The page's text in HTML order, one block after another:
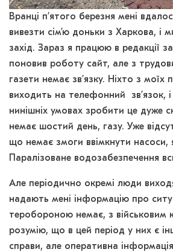
Вранці п’ятого березня мені
вивезти сім’ю доньки з Харкова, і
захід. Зараз я працюю в редакції
поновив роботу сайт, але з
газети немає зв’язку. Ніхто з моїх
виходить на телефонний зв’язок,
нинішніх умовах зробити це дуже
немає шостий день, газу. Уже
що немає змоги ввімкнути насоси,
Паралізоване водозабезпечення
Але періодично окремі люди
надають мені інформацію про
теробороною немає, з військовим
розумію, що в цей період у них є
справи, але оперативна